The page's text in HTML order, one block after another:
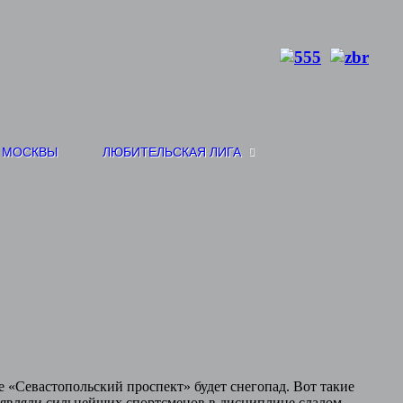
ЛЮБИТЕЛЬСКАЯ ЛИГА
проспект» будет снегопад. Вот такие